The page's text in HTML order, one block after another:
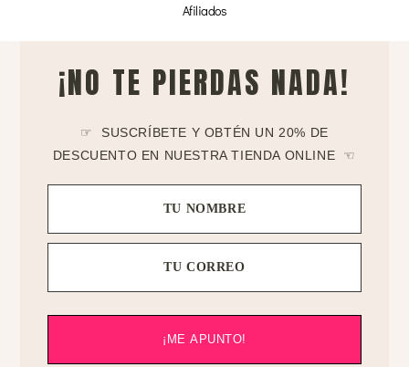
Afiliados
¡NO TE PIERDAS NADA!
☞ SUSCRÍBETE Y OBTÉN UN 20% DE
DESCUENTO EN NUESTRA TIENDA ONLINE ☜
TU NOMBRE
TU CORREO
¡ME APUNTO!